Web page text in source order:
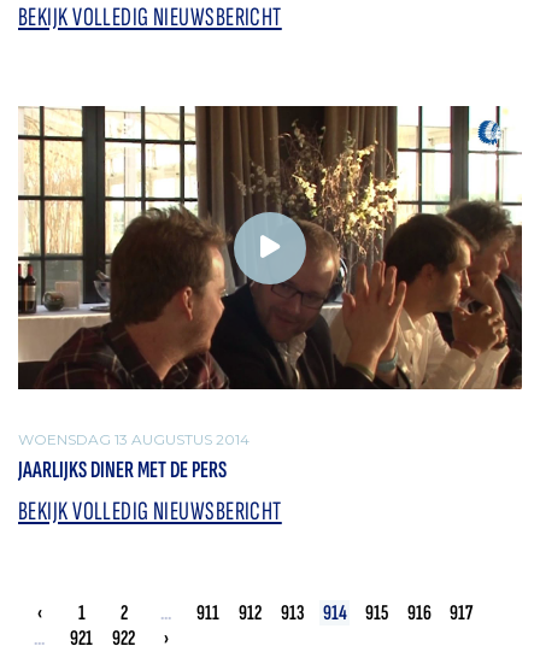
BEKIJK VOLLEDIG NIEUWSBERICHT
WOENSDAG 13 AUGUSTUS 2014
JAARLIJKS DINER MET DE PERS
BEKIJK VOLLEDIG NIEUWSBERICHT
‹ 1 2 ... 911 912 913 914 915 916
917
...
921 922 ›